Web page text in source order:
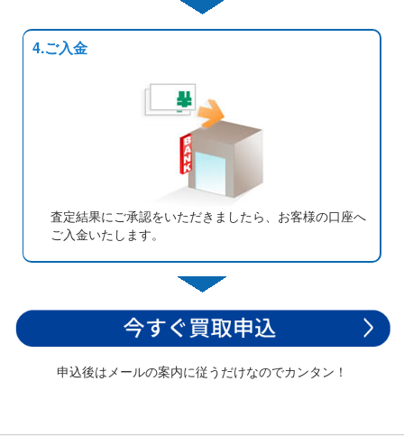
4.ご入金
査定結果にご承認をいただきましたら、お客様の口座へ
ご入金いたします。
申込後はメールの案内に従うだけなのでカンタン！